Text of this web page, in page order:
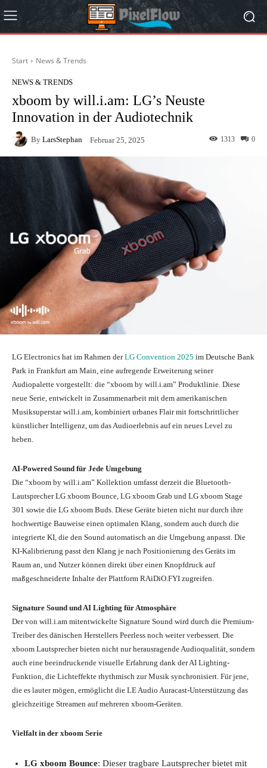
Start News & Trends
NEWS & TRENDS
xboom by will.i.am: LG’s Neuste
Innovation in der Audiotechnik
By LarsStephan Februar 25, 2025 0
1313
LG Electronics hat im Rahmen derLG Convention 2025 im Deutsche Bank
Park in Frankfurt am Main, eine aufregende Erweiterung seiner
Audiopalette vorgestellt: die “xboom by will.i.am” Produktlinie. Diese
neue Serie, entwickelt in Zusammenarbeit mit dem amerikanischen
Musiksuperstar will.i.am, kombiniert urbanes Flair mit fortschrittlicher
künstlicher Intelligenz, um das Audioerlebnis auf ein neues Level zu
heben.
AI-Powered Sound für Jede Umgebung
Die “xboom by will.i.am” Kollektion umfasst derzeit die Bluetooth-
Lautsprecher LG xboom Bounce, LG xboom Grab und LG xboom Stage
301 sowie die LG xboom Buds. Diese Geräte bieten nicht nur durch ihre
hochwertige Bauweise einen optimalen Klang, sondern auch durch die
integrierte KI, die den Sound automatisch an die Umgebung anpasst. Die
KI-Kalibrierung passt den Klang je nach Positionierung des Geräts im
Raum an, und Nutzer können direkt über einen Knopfdruck auf
maßgeschneiderte Inhalte der Plattform RAiDiO.FYI zugreifen.
Signature Sound und AI Lighting für Atmosphäre
Der von will.i.am mitentwickelte Signature Sound wird durch die Premium-
Treiber des dänischen Herstellers Peerless noch weiter verbessert. Die
xboom Lautsprecher bieten nicht nur herausragende Audioqualität, sondern
auch eine beeindruckende visuelle Erfahrung dank der AI Lighting-
Funktion, die Lichteffekte rhythmisch zur Musik synchronisiert. Für jene,
die es lauter mögen, ermöglicht die LE Audio Auracast-Unterstützung das
gleichzeitige Streamen auf mehreren xboom-Geräten.
Vielfalt in der xboom Serie
LG xboom Bounce: Dieser tragbare Lautsprecher bietet mit